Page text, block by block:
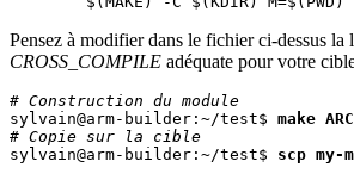
Pensez à modifier dans le fichier ci-dessus la
CROSS_COMPILE adéquate pour votre
# Construction du module
sylvain@arm-builder:~/test$ make
# Copie sur la cible
sylvain@arm-builder:~/test$ scp my-